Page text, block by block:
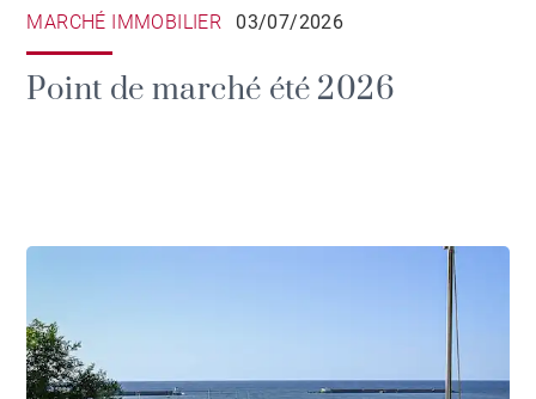
MARCHÉ IMMOBILIER 03/07/2026
Point de marché été 2026